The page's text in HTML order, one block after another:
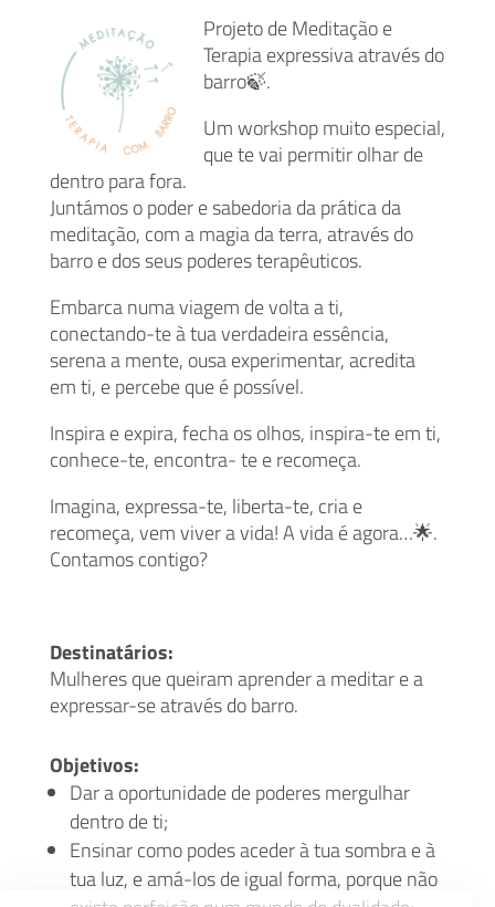
Projeto de Meditação e
Terapia expressiva através do
barro🍃.
Um workshop muito especial,
que te vai permitir olhar de
dentro para fora.
Juntámos o poder e sabedoria da prática da
meditação, com a magia da terra, através do
barro e dos seus poderes terapêuticos.
Embarca numa viagem de volta a ti,
conectando-te à tua verdadeira essência,
serena a mente, ousa experimentar, acredita
em ti, e percebe que é possível.
Inspira e expira, fecha os olhos, inspira-te em ti,
conhece-te, encontra- te e recomeça.
Imagina, expressa-te, liberta-te, cria e
recomeça, vem viver a vida! A vida é agora…🌟.
Contamos contigo?
Destinatários:
Mulheres que queiram aprender a meditar e a
expressar-se através do barro.
Objetivos:
Dar a oportunidade de poderes mergulhar
dentro de ti;
Ensinar como podes aceder à tua sombra e à
tua luz, e amá-los de igual forma, porque não